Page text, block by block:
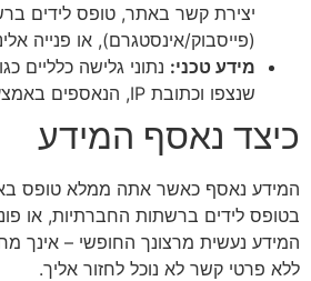
יצירת קשר באתר, טופס לידים
(פייסבוק/אינסטגרם), או פנייה
מידע טכני: נתוני גלישה כלליים
שנצפו וכתובת IP, הנאספים באמצעות כלי אנליטיקה.
כיצד נאסף המידע
המידע נאסף כאשר אתה ממלא טופס
בטופס לידים ברשתות החברתיות, או
המידע נעשית מרצונך החופשי – אינך
ללא פרטי קשר לא נוכל לחזור אליך.